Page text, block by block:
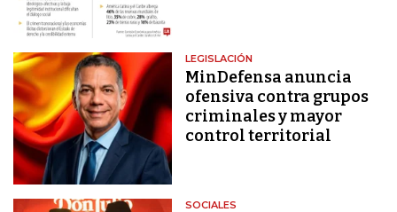
LEGISLACIÓN
MinDefensa anuncia
ofensiva contra grupos
criminales y mayor
control territorial
SOCIALES